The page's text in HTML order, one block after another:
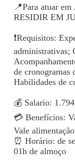
📍Para atuar em
RESIDIR EM
❗Requisitos:
administrativas;
de cronogramas
Habilidades de
💰 Salario:
💳 Benefícios:
Vale
⏰ Horário: de
01h de almoço